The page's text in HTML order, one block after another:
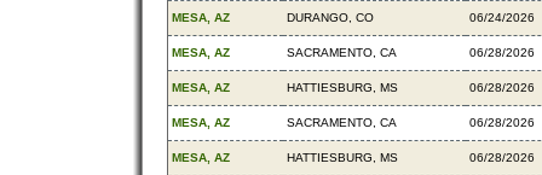
MESA, AZ DURANGO, CO 06/24/2026
MESA, AZ SACRAMENTO, CA 06/28/2026
MESA, AZ HATTIESBURG, MS 06/28/2026
MESA, AZ SACRAMENTO, CA 06/28/2026
MESA, AZ HATTIESBURG, MS 06/28/2026